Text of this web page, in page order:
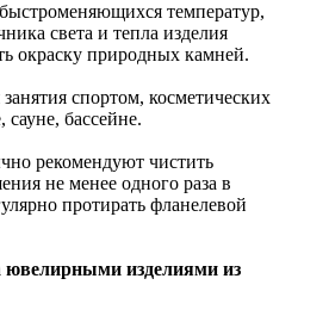
температур,
света и тепла изделия
окраску природных камней.
спортом, косметических
бассейне.
рекомендуют чистить
не менее одного раза в
протирать фланелевой
ювелирными изделиями из